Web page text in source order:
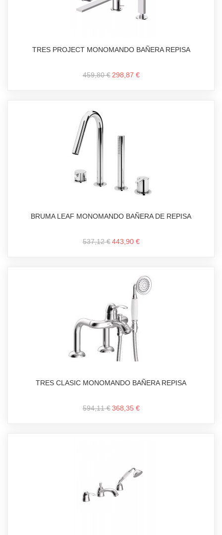
TRES PROJECT MONOMANDO BAÑERA REPISA
459,80 € 298,87 €
BRUMA LEAF MONOMANDO BAÑERA DE REPISA
537,12 € 443,90 €
TRES CLASIC MONOMANDO BAÑERA REPISA
594,11 € 368,35 €